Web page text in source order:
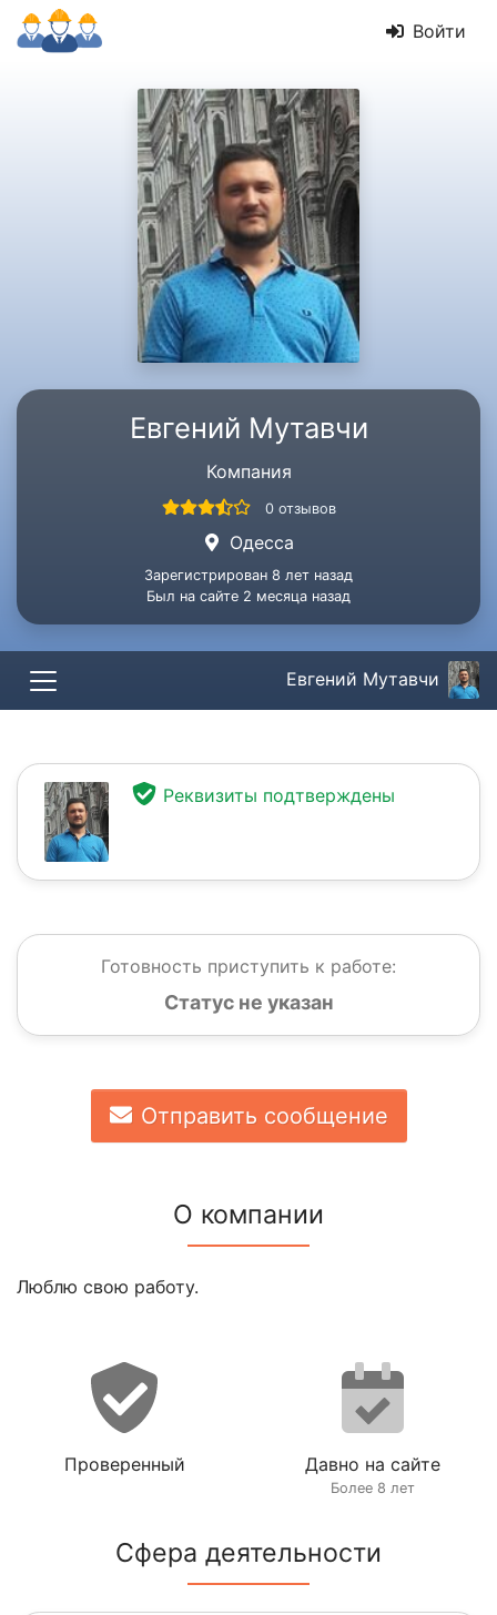
Войти
Евгений Мутавчи
Компания
0 отзывов
Одесса
Зарегистрирован 8 лет назад
Был на сайте 2 месяца назад
Евгений Мутавчи
Реквизиты подтверждены
Готовность приступить к работе:
Статус не указан
Отправить сообщение
О компании
Люблю свою работу.
Проверенный Давно на сайте
Более 8 лет
Сфера деятельности